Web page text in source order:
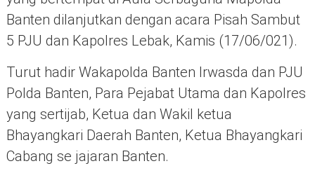
Banten dilanjutkan dengan acara Pisah Sambut
5 PJU dan Kapolres Lebak, Kamis (17/06/021).
Turut hadir Wakapolda Banten Irwasda dan PJU
Polda Banten, Para Pejabat Utama dan Kapolres
yang sertijab, Ketua dan Wakil ketua
Bhayangkari Daerah Banten, Ketua Bhayangkari
Cabang se jajaran Banten.